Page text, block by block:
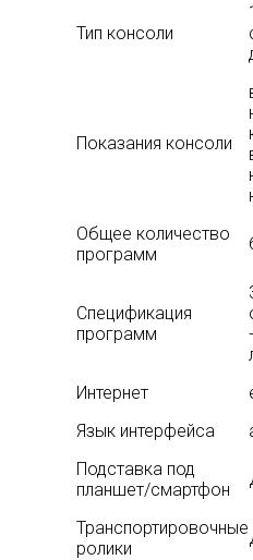
Тип консоли
Показания консоли
Общее количество
программ
Спецификация
программ
Интернет
Язык интерфейса
Подставка под
планшет/смартфон
Транспортировочные
ролики